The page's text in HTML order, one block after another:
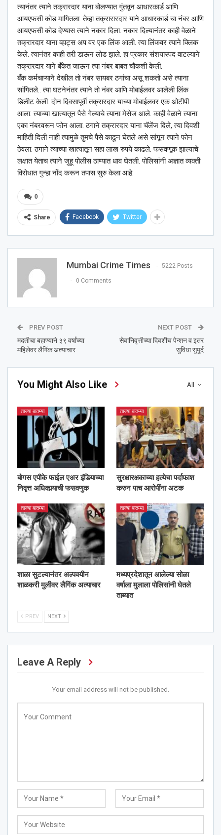
त्यानंतर त्याने तक्रारदार याना बोलण्यात गुंतवून आधारकार्ड आणि
आयएफसी कोड मागितला. तेव्हा तक्रारारदार याने आधारकार्ड चा नंबर आणि
आयएफसी कोड देण्यास त्याने नकार दिला. नकार दिल्यानंतर काही वेळाने
तक्रारदार याना व्हाट्स अप वर एक लिंक आली. त्या लिंकवर त्याने क्लिक
केले. त्यानंतर काही तरी डाऊन लोड झाले. हा प्रकार संशयास्पद वाटल्याने
तक्रारदार याने बँकेत जाऊन त्या नंबर बाबत चौकशी केली.
बँक कर्मचाऱ्याने देखील तो नंबर सायबर ठगांचा असू शकतो असे त्याना
सांगितले.. त्या घटनेनंतर त्याने तो नंबर आणि मोबाईलवर आलेली लिंक
डिलीट केली. दोन दिवसापूर्वी तक्रारदार याच्या मोबाईलवर एक ओटीपी
आला. त्याच्या खात्यातून पैसे गेल्याचे त्याना मेसेज आले. काही वेळाने त्याना
एका नंबरवरून फोन आला. ठगाने तक्रारदार याना चॅलेंज दिले, त्या दिवशी
माहिती दिली नाही त्यामुळे तुमचे पैसे काढून घेतले असे सांगून त्याने फोन
ठेवला. ठगाने त्याच्या खात्यातून सहा लाख रुपये काढले. फसवणूक झाल्याचे
लक्षात येताच त्याने जुहू पोलीस ठाण्यात धाव घेतली. पोलिसांनी अज्ञात व्यक्ती
विरोधात गुन्हा नोंद करून तपास सुरु केला आहे.
0
Share Facebook Twitter
Mumbai Crime Times 5222 Posts
0 Comments
PREV POST
मदतीचा बहाण्याने ३९ वर्षांच्या
महिलेवर लैगिंक अत्याचार
NEXT POST
सेवानिवृत्तीच्या दिवशीच पेन्शन व इतर
सुविधा सुपूर्द
All
You Might Also Like
ताज्या बातम्या
बोगस एपीके फाईल एअर इंडियाच्या
निवृत्त अधिकार्‍याची फसवणुक
ताज्या बातम्या
सुरक्षारक्षकाच्या हत्येचा पर्दाफाश
करुन पाच आरोपींना अटक
ताज्या बातम्या
शाळा सुटल्यानंतर अल्पवयीन
शाळकरी मुलीवर लैगिंक अत्याचार
ताज्या बातम्या
मध्यप्रदेशातून आलेल्या सोळा
वर्षाला मुलाला पोलिसांनी घेतले
ताब्यात
PREV NEXT
Leave A Reply
Your email address will not be published.